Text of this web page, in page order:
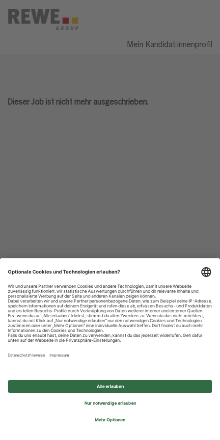
Mein Kandidat:innenprofil
Dieser Job ist nicht mehr ausgeschrieben.
Datenschutzhinweise
Impressum
Privatsphäre-Einstellungen
© 2026 REWE Group - All rights reserved